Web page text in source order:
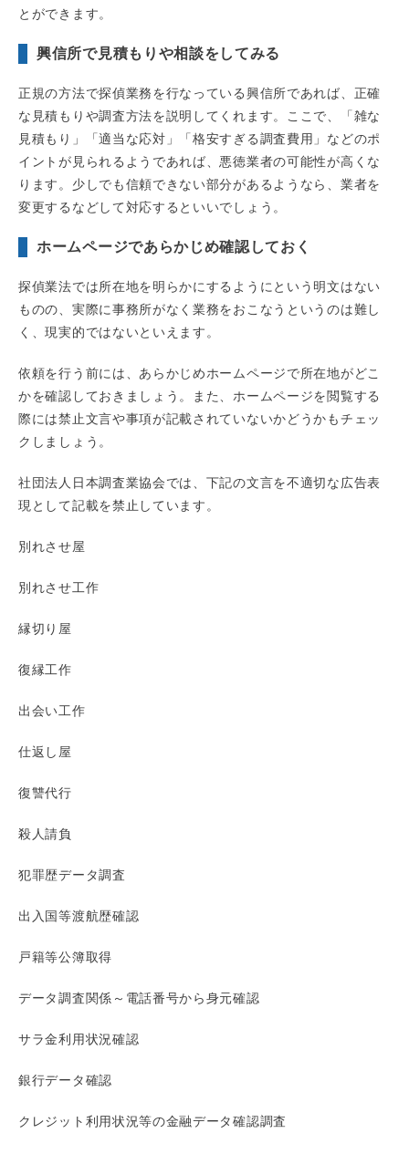
とができます。
興信所で見積もりや相談をしてみる
正規の方法で探偵業務を行なっている興信所であれば、正確
な見積もりや調査方法を説明してくれます。ここで、「雑な
見積もり」「適当な応対」「格安すぎる調査費用」などのポ
イントが見られるようであれば、悪徳業者の可能性が高くな
ります。少しでも信頼できない部分があるようなら、業者を
変更するなどして対応するといいでしょう。
ホームページであらかじめ確認しておく
探偵業法では所在地を明らかにするようにという明文はない
ものの、実際に事務所がなく業務をおこなうというのは難し
く、現実的ではないといえます。
依頼を行う前には、あらかじめホームページで所在地がどこ
かを確認しておきましょう。また、ホームページを閲覧する
際には禁止文言や事項が記載されていないかどうかもチェッ
クしましょう。
社団法人日本調査業協会では、下記の文言を不適切な広告表
現として記載を禁止しています。
別れさせ屋
別れさせ工作
縁切り屋
復縁工作
出会い工作
仕返し屋
復讐代行
殺人請負
犯罪歴データ調査
出入国等渡航歴確認
戸籍等公簿取得
データ調査関係～電話番号から身元確認
サラ金利用状況確認
銀行データ確認
クレジット利用状況等の金融データ確認調査